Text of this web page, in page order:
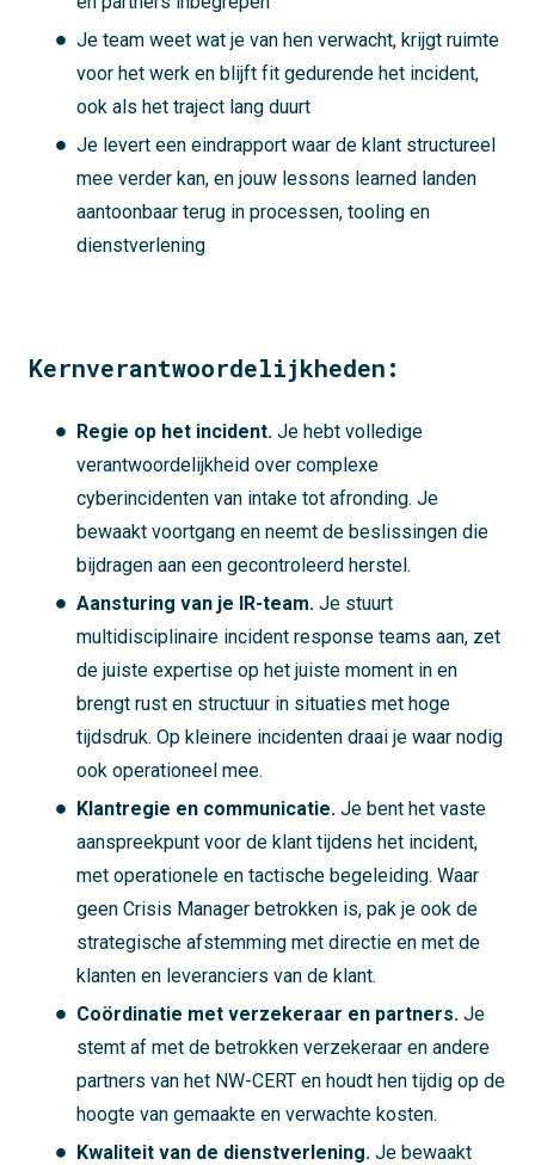
Je team weet wat je van hen verwacht, krijgt ruimte
voor het werk en blijft fit gedurende het incident,
ook als het traject lang duurt
Je levert een eindrapport waar de klant structureel
mee verder kan, en jouw lessons learned landen
aantoonbaar terug in processen, tooling en
dienstverlening
Kernverantwoordelijkheden:
Regie op het incident. Je hebt volledige
verantwoordelijkheid over complexe
cyberincidenten van intake tot afronding. Je
bewaakt voortgang en neemt de beslissingen die
bijdragen aan een gecontroleerd herstel.
Aansturing van je IR-team. Je stuurt
multidisciplinaire incident response teams aan, zet
de juiste expertise op het juiste moment in en
brengt rust en structuur in situaties met hoge
tijdsdruk. Op kleinere incidenten draai je waar nodig
ook operationeel mee.
Klantregie en communicatie. Je bent het vaste
aanspreekpunt voor de klant tijdens het incident,
met operationele en tactische begeleiding. Waar
geen Crisis Manager betrokken is, pak je ook de
strategische afstemming met directie en met de
klanten en leveranciers van de klant.
Coördinatie met verzekeraar en partners. Je
stemt af met de betrokken verzekeraar en andere
partners van het NW-CERT en houdt hen tijdig op de
hoogte van gemaakte en verwachte kosten.
Kwaliteit van de dienstverlening. Je bewaakt